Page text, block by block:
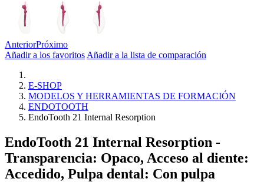
AnteriorPróximo
Añadir a los favoritos Añadir a la lista de comparación
E-SHOP
MODELOS Y HERRAMIENTAS DE FORMACIÓN
ENDOTOOTH
EndoTooth 21 Internal Resorption
EndoTooth 21 Internal Resorption -
Transparencia: Opaco, Acceso al diente:
Accedido, Pulpa dental: Con pulpa